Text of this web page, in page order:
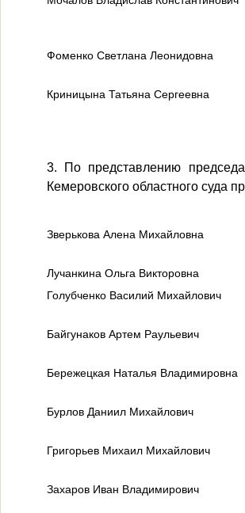
Фоменко Светлана Леонидовна
Криницына Татьяна Сергеевна
3. По представлению
Кемеровского областного суда
Зверькова Алена Михайловна
Лучанкина Ольга Викторовна
Голубченко Василий Михайлович
Байгунаков Артем Раульевич
Бережецкая Наталья Владимировна
Бурлов Даниил Михайлович
Григорьев Михаил Михайлович
Захаров Иван Владимирович